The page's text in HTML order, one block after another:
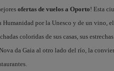
ofertas de vuelos a Oporto! Esta
Humanidad por la Unesco y de un vino,
coloridas de sus casas, sus
da Gaia al otro lado del río, la